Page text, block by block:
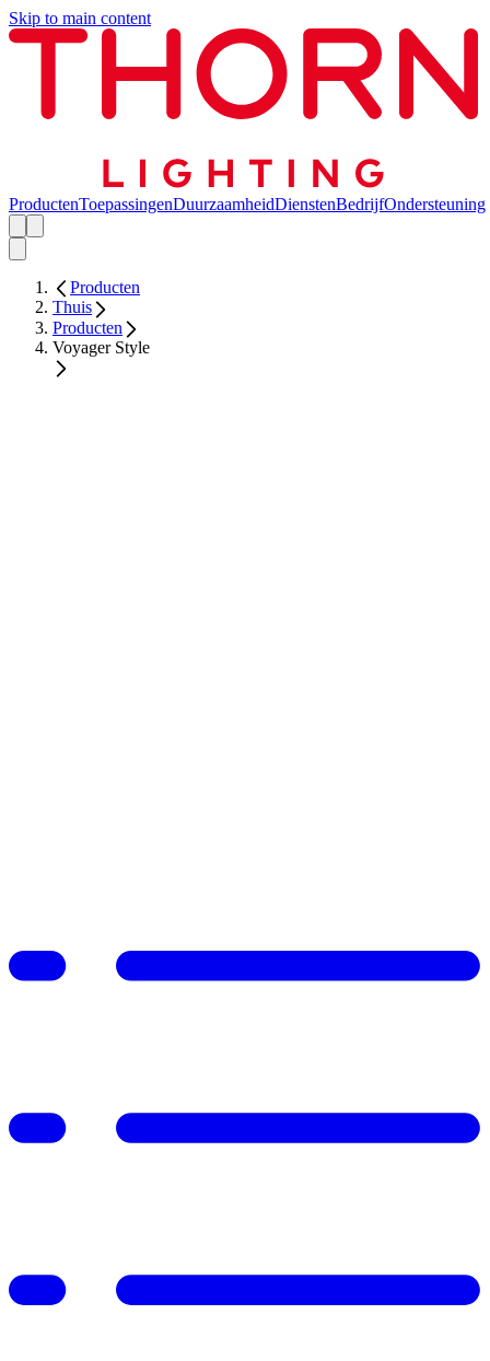
Skip to main content
ProductenToepassingenDuurzaamheidDienstenBedrijfOndersteuning
Producten
Thuis
Producten
Voyager Style